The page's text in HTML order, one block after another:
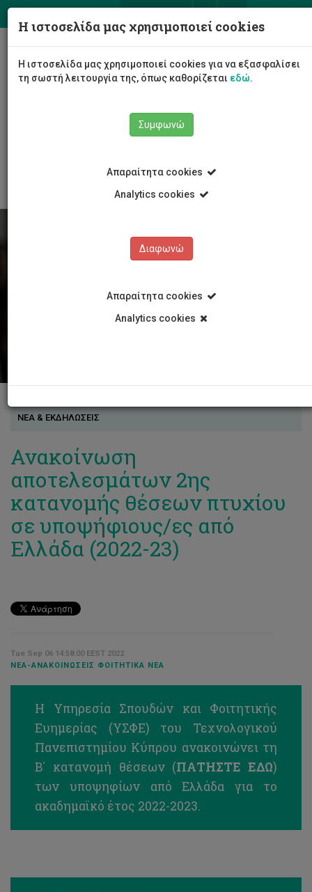
ΝΕΑ & ΕΚΔΗΛΩΣΕΙΣ
Ανακοίνωση
αποτελεσμάτων 2ης
κατανομής θέσεων πτυχίου
σε υποψήφιους/ες από
Ελλάδα (2022-23)
Tue Sep 06 14:58:00 EEST 2022
ΝΈΑ-ΑΝΑΚΟΙΝΏΣΕΙΣ ΦΟΙΤΗΤΙΚΆ ΝΈΑ
Η Υπηρεσία Σπουδών και Φοιτητικής
Ευημερίας (ΥΣΦΕ) του Τεχνολογικού
Πανεπιστημίου Κύπρου ανακοινώνει τη
Β΄ κατανομή θέσεων (ΠΑΤΗΣΤΕ ΕΔΩ)
των υποψηφίων από Ελλάδα για το
ακαδημαϊκό έτος 2022-2023.
Η ιστοσελίδα μας χρησιμοποιεί cookies
Η ιστοσελίδα μας χρησιμοποιεί cookies για να εξασφαλίσει
τη σωστή λειτουργία της, όπως καθορίζεται εδώ.
Συμφωνώ
Απαραίτητα cookies
Analytics cookies
Διαφωνώ
Απαραίτητα cookies
Analytics cookies